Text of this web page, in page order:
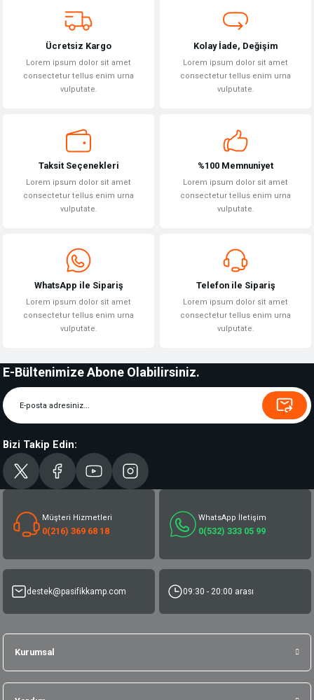
Bu ürüne benzer farklı alternatifler olmalı.
Ücretsiz Kargo
Lorem ipsum dolor sit amet
consectetur tellus enim urna
vulputate.
Kolay İade, Değişim
Lorem ipsum dolor sit amet
consectetur tellus enim urna
vulputate.
Taksit Seçenekleri
Lorem ipsum dolor sit amet
consectetur tellus enim urna
vulputate.
%100 Memnuniyet
Lorem ipsum dolor sit amet
consectetur tellus enim urna
vulputate.
WhatsApp ile Sipariş
Lorem ipsum dolor sit amet
consectetur tellus enim urna
vulputate.
Telefon ile Sipariş
Lorem ipsum dolor sit amet
consectetur tellus enim urna
vulputate.
E-Bültenimize Abone Olabilirsiniz.
Bizi Takip Edin:
Müşteri Hizmetleri
0(216) 369 68 18
WhatsApp İletişim
0(532) 333 05 99
destek@pasifikkamp.com 09:30 - 20:00 arası
Kurumsal